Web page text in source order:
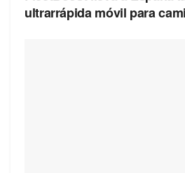
ultrarrápida móvil para